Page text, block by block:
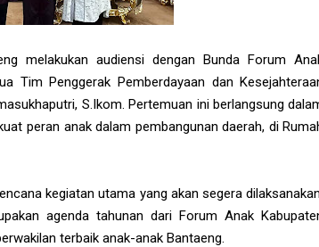
melakukan audiensi dengan Bunda Forum
Tim Penggerak Pemberdayaan dan
S.Ikom. Pertemuan ini berlangsung
peran anak dalam pembangunan daerah, di
kegiatan utama yang akan segera
agenda tahunan dari Forum Anak
terbaik anak-anak Bantaeng.